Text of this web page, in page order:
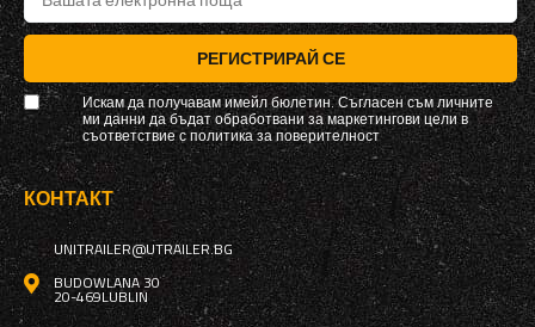
РЕГИСТРИРАЙ СЕ
Искам да получавам имейл бюлетин. Съгласен съм личните
ми данни да бъдат обработвани за маркетингови цели в
съответствие сполитика за поверителност
КОНТАКТ
UNITRAILER@UTRAILER.BG
BUDOWLANA 30
20-469LUBLIN